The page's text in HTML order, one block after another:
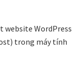
website WordPress
trong máy tính